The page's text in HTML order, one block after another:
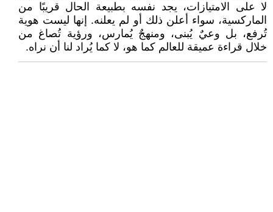
لا على الامتيازات، يجد نفسه بطبيعة الحال قريبًا من
الماركسية، سواء أعلن ذلك أو لم يعلنه. إنها ليست هوية
تُرفع، بل وعيٌ يُبنى، ومنهجٌ يُمارس، ورؤية تُصاغ من
خلال قراءة عميقة للعالم كما هو، لا كما يُراد لنا أن نراه.